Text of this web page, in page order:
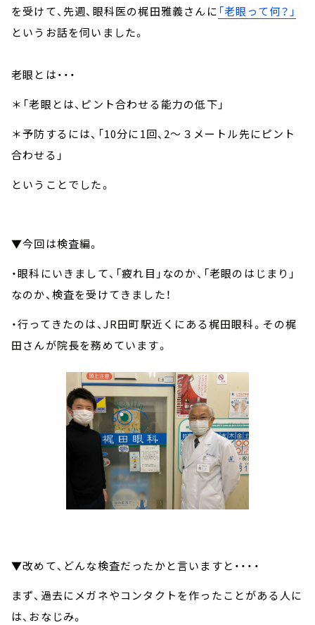
を受けて、先週、眼科医の梶田雅義さんに 「老眼って何？」
というお話を伺いました。
老眼とは・・・
＊「老眼とは、ピント合わせる能力の低下」
＊予防するには、「10分に1回、2～３メートル先にピント
合わせる」
ということでした。
▼今回は検査編。
・眼科にいきまして、「疲れ目」なのか、「老眼のはじまり」
なのか、検査を受けてきました！
・行ってきたのは、JR田町駅近くにある梶田眼科。その梶
田さんが院長を務めています。
▼改めて、どんな検査だったかと言いますと・・・・
まず、過去にメガネやコンタクトを作ったことがある人に
は、おなじみ。